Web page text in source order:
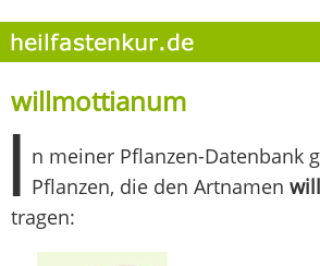
willmottianum
I n meiner Pflanzen-Datenbank
Pflanzen, die den Artnamen
tragen: